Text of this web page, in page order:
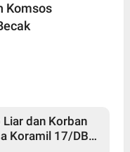
Komsos
Liar dan Korban
Koramil 17/DB